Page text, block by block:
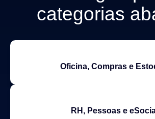
categorias
Oficina, Compras e
RH, Pessoas e